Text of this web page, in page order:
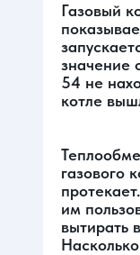
Газовый
значение
54 не
котле
газового
им
вытирать